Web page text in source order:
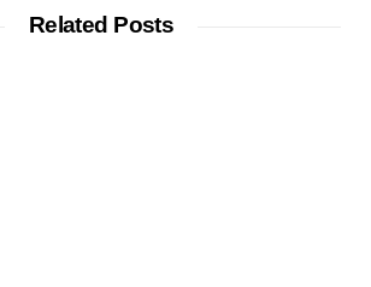
Related Posts